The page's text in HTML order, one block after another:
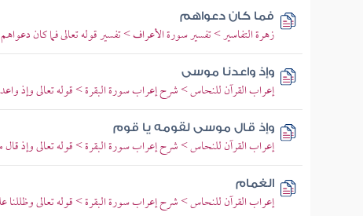
فما كان دعواهم
زهرة التفاسير > تفسير سورة الأعراف > تفسير قوله تعالى فما كان دعواهم
وإذ واعدنا موسى
إعراب القرآن للنحاس > شرح إعراب سورة البقرة > قوله تعالى وإذ
وإذ قال موسى لقومه يا قوم
إعراب القرآن للنحاس > شرح إعراب سورة البقرة > قوله تعالى وإذ
الغمام
إعراب القرآن للنحاس > شرح إعراب سورة البقرة > قوله تعالى وظللنا